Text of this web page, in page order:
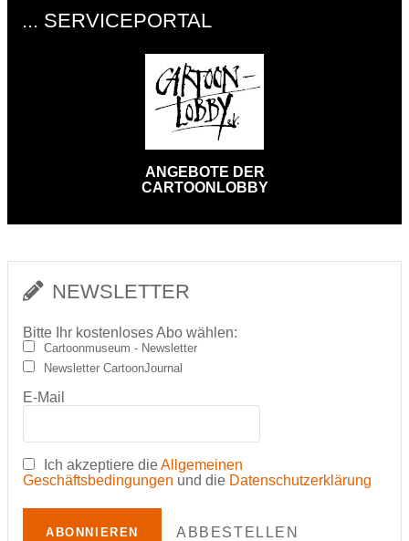
... SERVICEPORTAL
ANGEBOTE DER
CARTOONLOBBY
NEWSLETTER
Bitte Ihr kostenloses Abo wählen:
Cartoonmuseum - Newsletter
Newsletter CartoonJournal
E-Mail
Ich akzeptiere dieAllgemeinen
Geschäftsbedingungen und die Datenschutzerklärung
ABONNIEREN ABBESTELLEN